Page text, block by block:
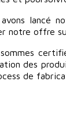
avons lancé
notre offre
des
de